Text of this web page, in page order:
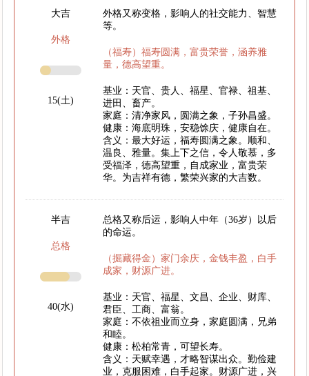
大吉
外格
15(土)
外格又称变格，影响人的社交能力、智慧
等。
（福寿）福寿圆满，富贵荣誉，涵养雅
量，德高望重。
基业：天官、贵人、福星、官禄、祖基、
进田、畜产。
家庭：清净家风，圆满之象，子孙昌盛。
健康：海底明珠，安稳馀庆，健康自在。
含义：最大好运，福寿圆满之象。顺和、
温良、雅量。集上下之信，令人敬慕，多
受福泽，德高望重，自成家业，富贵荣
华。为吉祥有德，繁荣兴家的大吉数。
半吉
总格
40(水)
总格又称后运，影响人中年（36岁）以后
的命运。
（掘藏得金）家门余庆，金钱丰盈，白手
成家，财源广进。
基业：天官、福星、文昌、企业、财库、
君臣、工商、富翁。
家庭：不依祖业而立身，家庭圆满，兄弟
和睦。
健康：松柏常青，可望长寿。
含义：天赋幸遇，才略智谋出众。勤俭建
业，克服困难，白手起家。财源广进，兴